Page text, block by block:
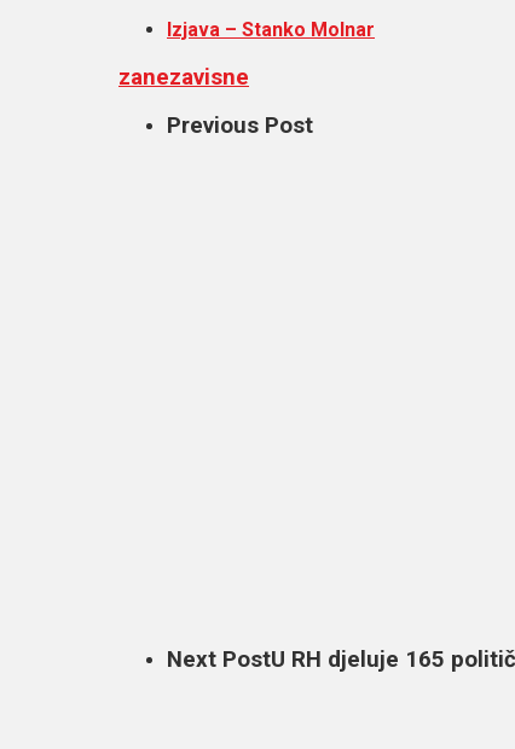
Izjava – Stanko Molnar
zanezavisne
Previous Post
Next PostU RH djeluje 165